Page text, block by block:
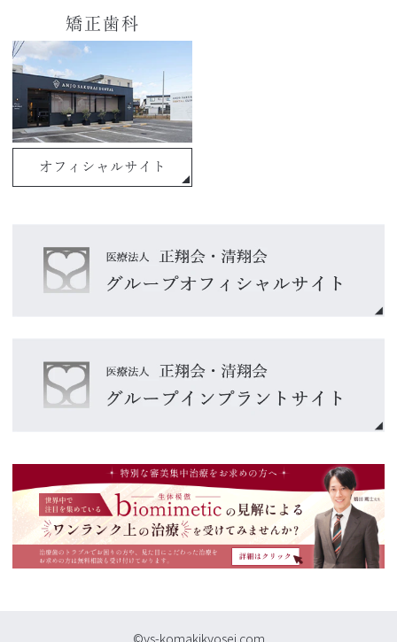
矯正歯科
オフィシャルサイト